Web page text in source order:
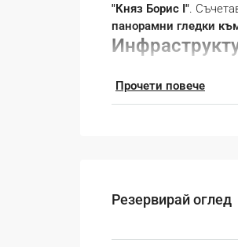
"Княз Борис I".
панорамни гледки
осигуряващбърз
пясъци".✔
✔Елитни училища– В
химични технологии
Прочети повече
Резервирай оглед